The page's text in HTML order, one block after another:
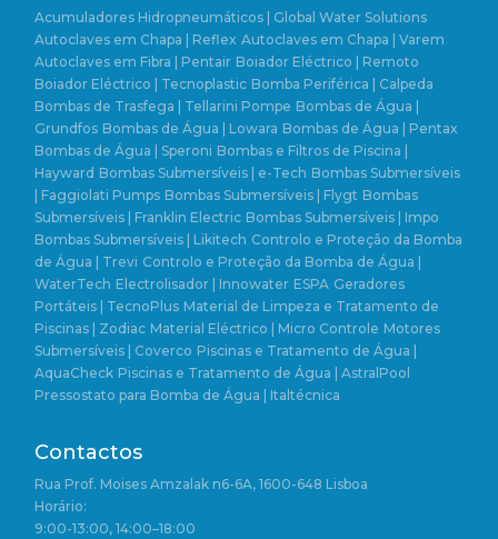
Acumuladores Hidropneumáticos | Global Water Solutions
Autoclaves em Chapa | Reflex Autoclaves em Chapa | Varem
Autoclaves em Fibra | Pentair Boiador Eléctrico | Remoto
Boiador Eléctrico | Tecnoplastic Bomba Periférica | Calpeda
Bombas de Trasfega | Tellarini Pompe Bombas de Água |
Grundfos Bombas de Água | Lowara Bombas de Água | Pentax
Bombas de Água | Speroni Bombas e Filtros de Piscina |
Hayward Bombas Submersíveis | e-Tech Bombas Submersíveis
| Faggiolati Pumps Bombas Submersíveis | Flygt Bombas
Submersíveis | Franklin Electric Bombas Submersíveis | Impo
Bombas Submersíveis | Likitech Controlo e Proteção da Bomba
de Água | Trevi Controlo e Proteção da Bomba de Água |
WaterTech Electrolisador | Innowater ESPA Geradores
Portáteis | TecnoPlus Material de Limpeza e Tratamento de
Piscinas | Zodiac Material Eléctrico | Micro Controle Motores
Submersíveis | Coverco Piscinas e Tratamento de Água |
AquaCheck Piscinas e Tratamento de Água | AstralPool
Pressostato para Bomba de Água | Italtécnica
Contactos
Rua Prof. Moises Amzalak n6-6A, 1600-648 Lisboa
Horário:
9:00-13:00, 14:00–18:00